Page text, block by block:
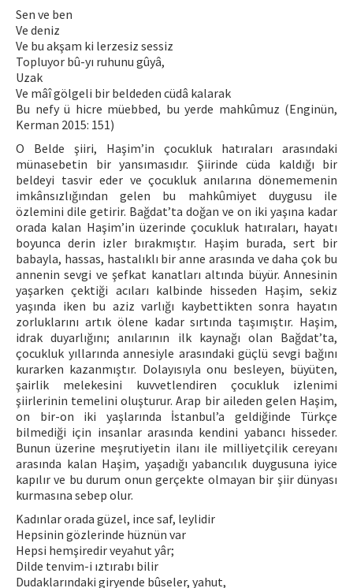
Sen ve ben
Ve deniz
Ve bu akşam ki lerzesiz sessiz
Topluyor bû-yı ruhunu gûyâ,
Uzak
Ve mâî gölgeli bir beldeden cüdâ kalarak
Bu nefy ü hicre müebbed, bu yerde mahkûmuz (Enginün,
Kerman 2015: 151)
O Belde şiiri, Haşim’in çocukluk hatıraları arasındaki
münasebetin bir yansımasıdır. Şiirinde cüda kaldığı bir
beldeyi tasvir eder ve çocukluk anılarına dönememenin
imkânsızlığından gelen bu mahkûmiyet duygusu ile
özlemini dile getirir. Bağdat’ta doğan ve on iki yaşına kadar
orada kalan Haşim’in üzerinde çocukluk hatıraları, hayatı
boyunca derin izler bırakmıştır. Haşim burada, sert bir
babayla, hassas, hastalıklı bir anne arasında ve daha çok bu
annenin sevgi ve şefkat kanatları altında büyür. Annesinin
yaşarken çektiği acıları kalbinde hisseden Haşim, sekiz
yaşında iken bu aziz varlığı kaybettikten sonra hayatın
zorluklarını artık ölene kadar sırtında taşımıştır. Haşim,
idrak duyarlığını; anılarının ilk kaynağı olan Bağdat’ta,
çocukluk yıllarında annesiyle arasındaki güçlü sevgi bağını
kurarken kazanmıştır. Dolayısıyla onu besleyen, büyüten,
şairlik melekesini kuvvetlendiren çocukluk izlenimi
şiirlerinin temelini oluşturur. Arap bir aileden gelen Haşim,
on bir-on iki yaşlarında İstanbul’a geldiğinde Türkçe
bilmediği için insanlar arasında kendini yabancı hisseder.
Bunun üzerine meşrutiyetin ilanı ile milliyetçilik cereyanı
arasında kalan Haşim, yaşadığı yabancılık duygusuna iyice
kapılır ve bu durum onun gerçekte olmayan bir şiir dünyası
kurmasına sebep olur.
Kadınlar orada güzel, ince saf, leylidir
Hepsinin gözlerinde hüznün var
Hepsi hemşiredir veyahut yâr;
Dilde tenvim-i ıztırabı bilir
Dudaklarındaki giryende bûseler, yahut,